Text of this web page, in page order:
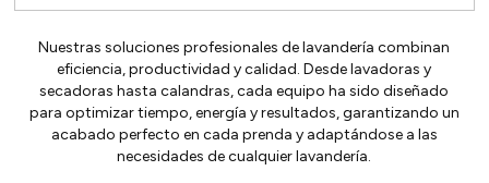
Nuestras soluciones profesionales de lavandería combinan
eficiencia, productividad y calidad. Desde lavadoras y
secadoras hasta calandras, cada equipo ha sido diseñado
para optimizar tiempo, energía y resultados, garantizando un
acabado perfecto en cada prenda y adaptándose a las
necesidades de cualquier lavandería.